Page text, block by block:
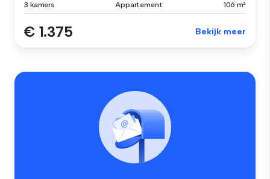
3 kamers Appartement 106 m²
€ 1.375 Bekijk meer